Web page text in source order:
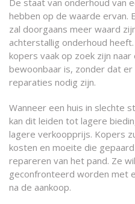
De staat van onderhoud van
hebben op de waarde ervan.
zal doorgaans meer waard
achterstallig onderhoud
kopers vaak op zoek zijn
bewoonbaar is, zonder dat
reparaties nodig zijn.
Wanneer een huis in slechte
kan dit leiden tot lagere
lagere verkoopprijs. Kopers
kosten en moeite die
repareren van het pand. Ze
geconfronteerd worden met
na de aankoop.